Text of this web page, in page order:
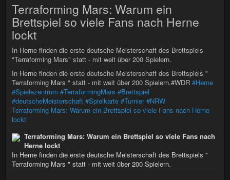
Terraforming Mars: Warum ein
Brettspiel so viele Fans nach Herne
lockt
In Herne finden die erste deutsche Meisterschaft des Brettspiels
"Terraforming Mars" statt - mit weit über 200 Spielern.
In Herne finden die erste deutsche Meisterschaft des Brettspiels "
Terraforming Mars " statt - mit weit über 200 Spielern.#WDR #Herne
#Spielezentrum #TerraformingMars #Brettspiel
#deutscheMeisterschaft #Spielkarte #Turnier #NRW
Terraforming Mars: Warum ein Brettspiel so viele Fans nach Herne
lockt
Terraforming Mars: Warum ein Brettspiel so viele Fans nach
Herne lockt
In Herne finden die erste deutsche Meisterschaft des Brettspiels "
Terraforming Mars " statt - mit weit über 200 Spielern.